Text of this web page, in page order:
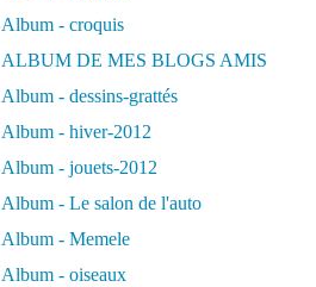
Album - croquis
ALBUM DE MES BLOGS AMIS
Album - dessins-grattés
Album - hiver-2012
Album - jouets-2012
Album - Le salon de l'auto
Album - Memele
Album - oiseaux